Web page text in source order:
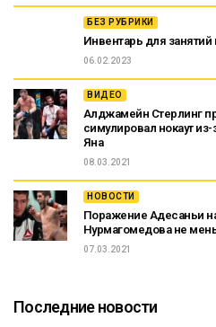
БЕЗ РУБРИКИ
Инвентарь для занятий
06.02.2023
ВИДЕО
Алджамейн Стерлинг
симулировал нокаут
Яна
08.03.2021
НОВОСТИ
Поражение Адесаньи
Нурмагомедова не
07.03.2021
Последние новости